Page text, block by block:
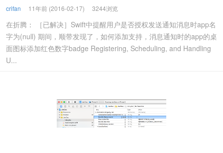
crifan 11年前 (2016-02-17) 3244浏览
在折腾： ［已解决］Swift中提醒用户是否授权发送通知消息时app名
字为(null) 期间，顺带发现了，如何添加支持，消息通知时的app的桌
面图标添加红色数字badge Registering, Scheduling, and Handling
U...